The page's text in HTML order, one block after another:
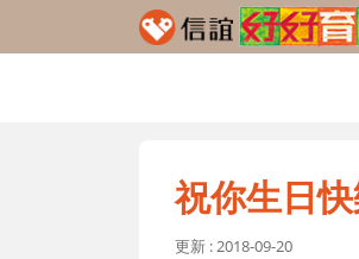
祝你生日快
更新 : 2018-09-20